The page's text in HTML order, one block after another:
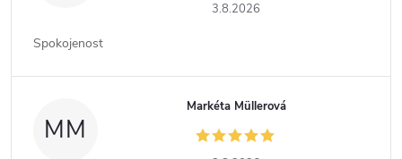
3.8.2026
Spokojenost
MM
Markéta Müllerová